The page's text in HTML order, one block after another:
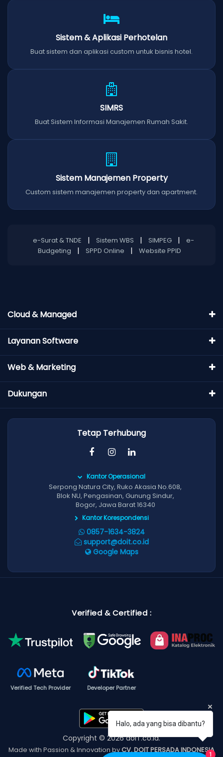
Halo, ada yang bisa dibantu?
1
Sistem & Aplikasi Perhotelan
Buat sistem dan aplikasi custom untuk bisnis hotel.
SIMRS
Buat Sistem Informasi Manajemen Rumah Sakit.
Sistem Manajemen Property
Custom sistem manajemen property dan apartment.
e-Surat & TNDE | Sistem WBS | SIMPEG |
e-
Budgeting
| SPPD Online | Website PPID
Cloud & Managed
Layanan Software
Web & Marketing
Dukungan
Tetap Terhubung
Kantor Operasional
Serpong Natura City, Ruko Akasia No.608,
Blok NU, Pengasinan, Gunung Sindur,
Bogor, Jawa Barat 16340
Kantor Korespondensi
0857-1634-3824
support@doit.co.id
Google Maps
Verified & Certified :
Verified Tech Provider Developer Partner
Copyright © 2026 doIT.co.id.
Made with Passion & Innovation byCV. DOIT PERSADA INDONESIA